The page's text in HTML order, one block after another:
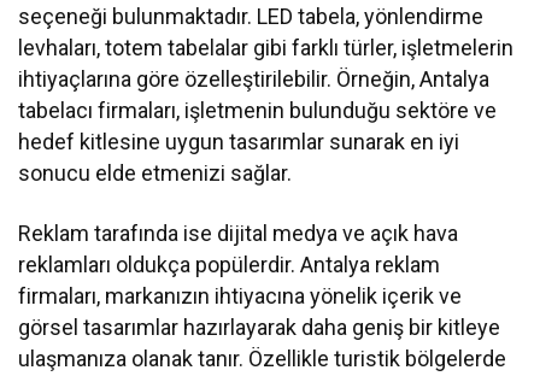
seçeneği bulunmaktadır. LED tabela, yönlendirme
levhaları, totem tabelalar gibi farklı türler, işletmelerin
ihtiyaçlarına göre özelleştirilebilir. Örneğin, Antalya
tabelacı firmaları, işletmenin bulunduğu sektöre ve
hedef kitlesine uygun tasarımlar sunarak en iyi
sonucu elde etmenizi sağlar.
Reklam tarafında ise dijital medya ve açık hava
reklamları oldukça popülerdir. Antalya reklam
firmaları, markanızın ihtiyacına yönelik içerik ve
görsel tasarımlar hazırlayarak daha geniş bir kitleye
ulaşmanıza olanak tanır. Özellikle turistik bölgelerde